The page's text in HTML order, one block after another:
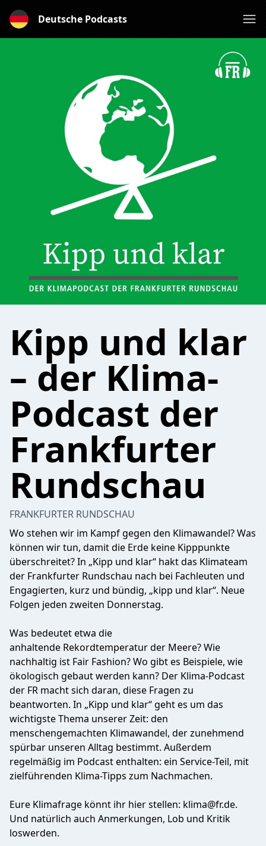
Deutsche Podcasts
Kipp und klar
– der Klima-
Podcast der
Frankfurter
Rundschau
FRANKFURTER RUNDSCHAU
Wo stehen wir im Kampf gegen den Klimawandel? Was
können wir tun, damit die Erde keine Kipppunkte
überschreitet? In „Kipp und klar“ hakt das Klimateam
der Frankfurter Rundschau nach bei Fachleuten und
Engagierten, kurz und bündig, „kipp und klar“. Neue
Folgen jeden zweiten Donnerstag.
Was bedeutet etwa die
anhaltende Rekordtemperatur der Meere? Wie
nachhaltig ist Fair Fashion? Wo gibt es Beispiele, wie
ökologisch gebaut werden kann? Der Klima-Podcast
der FR macht sich daran, diese Fragen zu
beantworten. In „Kipp und klar“ geht es um das
wichtigste Thema unserer Zeit: den
menschengemachten Klimawandel, der zunehmend
spürbar unseren Alltag bestimmt. Außerdem
regelmäßig im Podcast enthalten: ein Service-Teil, mit
zielführenden Klima-Tipps zum Nachmachen.
Eure Klimafrage könnt ihr hier stellen: klima@fr.de.
Und natürlich auch Anmerkungen, Lob und Kritik
loswerden.